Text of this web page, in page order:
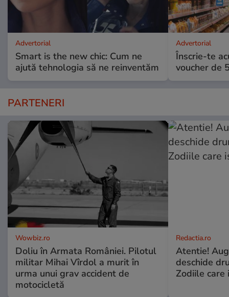
Advertorial
Smart is the new chic: Cum ne
ajută tehnologia să ne reinventăm
Advertorial
Înscrie-te
voucher de
PARTENERI
Wowbiz.ro
Doliu în Armata României. Pilotul
militar Mihai Vîrdol a murit în
urma unui grav accident de
motocicletă
Redactia.ro
Atentie!
deschide
Zodiile care